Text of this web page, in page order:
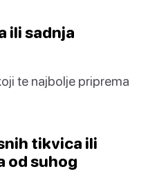
ili sadnja
te najbolje priprema
tikvica ili
od suhog